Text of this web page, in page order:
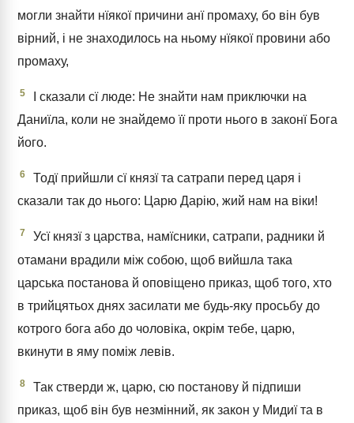
могли знайти нїякої причини анї промаху, бо він був
вірний, і не знаходилось на ньому нїякої провини або
промаху,
5
І сказали сї люде: Не знайти нам приключки на
Даниїла, коли не знайдемо її проти нього в законї Бога
його.
6
Тодї прийшли сї князї та сатрапи перед царя і
сказали так до нього: Царю Дарію, жий нам на віки!
7
Усї князї з царства, намїсники, сатрапи, радники й
отамани врадили між собою, щоб вийшла така
царська постанова й оповіщено приказ, щоб того, хто
в трийцятьох днях засилати ме будь-яку просьбу до
котрого бога або до чоловіка, окрім тебе, царю,
вкинути в яму поміж левів.
8
Так стверди ж, царю, сю постанову й підпиши
приказ, щоб він був незмінний, як закон у Мидиї та в